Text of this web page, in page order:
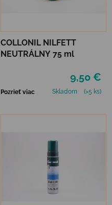
COLLONIL NILFETT
NEUTRÁLNY 75 ml
9,50 €
Pozrieť viac Skladom (>5 ks)